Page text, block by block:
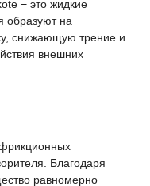
− это жидкие
образуют на
снижающую трение и
внешних
Благодаря
равномерно